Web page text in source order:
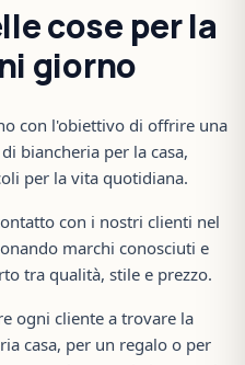
cose per la
giorno
con l'obiettivo di offrire una
biancheria per la casa,
per la vita quotidiana.
con i nostri clienti nel
marchi conosciuti e
tra qualità, stile e prezzo.
ogni cliente a trovare la
casa, per un regalo o per